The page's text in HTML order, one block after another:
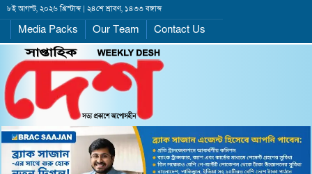
৮ই আগস্ট, ২০২৬ খ্রিস্টাব্দ | ২৪শে শ্রাবণ, ১৪৩৩ বঙ্গাব্দ
Media Packs Our Team Contact Us